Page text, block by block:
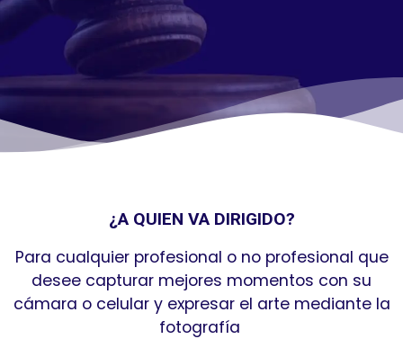
¿A QUIEN VA DIRIGIDO?
Para cualquier profesional o no profesional que
desee capturar mejores momentos con su
cámara o celular y expresar el arte mediante la
fotografía